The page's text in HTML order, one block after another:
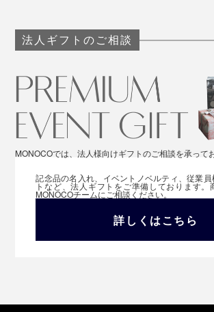
法人ギフトのご相談
MONOCOでは、法人様向けギフトのご相談を承って
記念品の名入れ、イベントノベルティ、従業
トなど、法人ギフトをご準備しております。
MONOCOチームにご相談ください。
詳しくはこちら